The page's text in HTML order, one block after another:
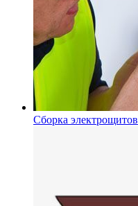
Сборка электрощитов